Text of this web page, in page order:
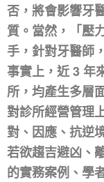
否，將會影響牙
質。當然，「壓
手，針對牙醫師
事實上，近 3 年
所，均產生多層
對診所經營管理
對、因應、抗逆
若欲趨吉避凶、
的實務案例、學